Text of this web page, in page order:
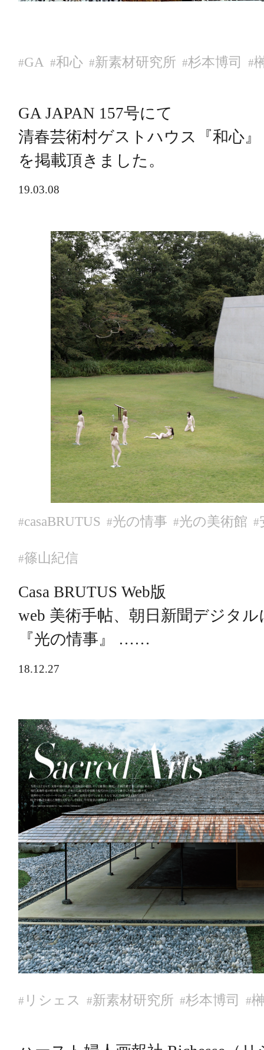
#GA #和心 #新素材研究所 #杉本博司 #
GA JAPAN 157号にて
清春芸術村ゲストハウス『和心』
を掲載頂きました。
19.03.08
#casaBRUTUS #光の情事 #光の美術館 #
#篠山紀信
Casa BRUTUS Web版
web 美術手帖、朝日新聞デジタル
『光の情事』 ……
18.12.27
# リシェス #新素材研究所 #杉本博司 #